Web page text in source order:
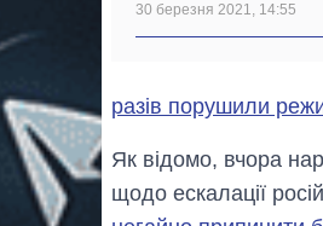
30 березня 2021, 14:55
разів порушили
Як відомо, вчора
щодо ескалації